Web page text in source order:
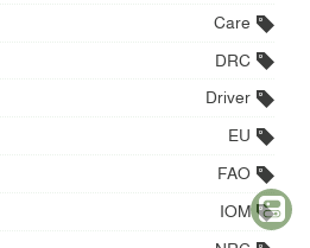
Care
DRC
Driver
EU
FAO
IOM